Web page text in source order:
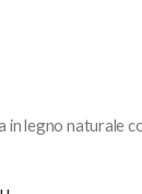
in legno naturale